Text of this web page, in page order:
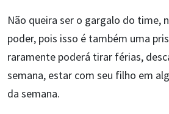
Não queira ser o gargalo do time,
poder, pois isso é também uma
raramente poderá tirar férias,
semana, estar com seu filho em
da semana.